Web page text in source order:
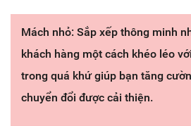
Mách nhỏ: Sắp xếp thông minh
khách hàng một cách khéo léo
trong quá khứ giúp bạn tăng
chuyển đổi được cải thiện.